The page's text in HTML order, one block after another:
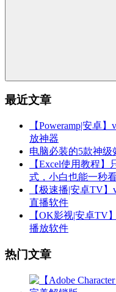
最近文章
【Poweramp|安卓
放神器
电脑必装的5款神级
【Excel使用教程
式，小白也能一秒看
【极速播|安卓TV
直播软件
【OK影视|安卓TV
播放软件
热门文章